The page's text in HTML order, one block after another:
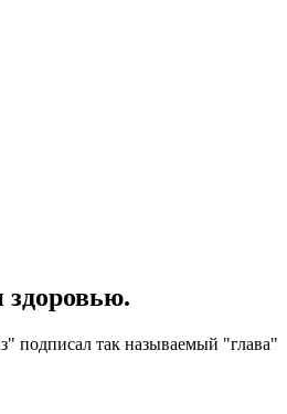
подписал так называемый "глава"